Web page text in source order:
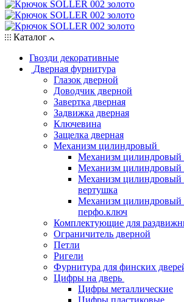
Каталог
Гвозди декоративные
Дверная фурнитура
Глазок дверной
Доводчик дверной
Завертка дверная
Задвижка дверная
Ключевина
Защелка дверная
Механизм цилиндровый
Механизм цилиндровый
Механизм цилиндровый
Механизм цилиндровый
вертушка
Механизм цилиндровый
перфо.ключ
Комплектующие для
Ограничитель дверной
Петли
Ригели
Фурнитура для финских
Цифры на дверь
Цифры металлические
Цифры пластиковые